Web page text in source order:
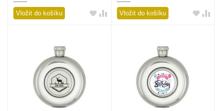
Vložit do košíku Vložit do košíku